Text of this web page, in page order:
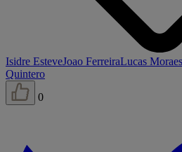
Isidre EsteveJoao FerreiraLucas Moraes
Quintero
0